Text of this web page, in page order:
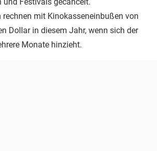
rechnen mit Kinokasseneinbußen von
Dollar in diesem Jahr, wenn sich der
Monate hinzieht.